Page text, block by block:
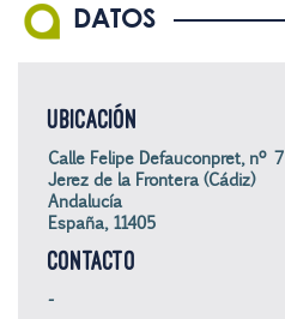
DATOS
UBICACIÓN
Calle Felipe Defauconpret, nº 7
Jerez de la Frontera (Cádiz)
Andalucía
España, 11405
CONTACTO
-